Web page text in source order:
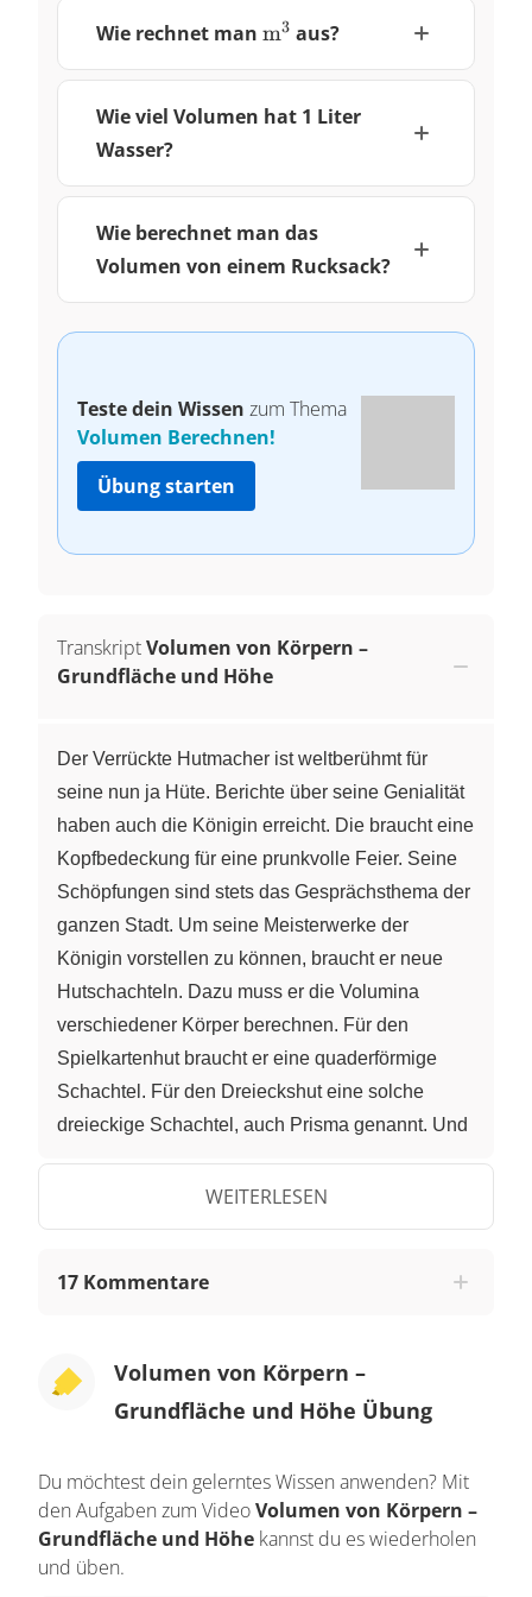
Wie rechnet man \pu{m3}
m3 aus?
Wie viel Volumen hat 1 Liter
Wasser?
Wie berechnet man das
Volumen von einem Rucksack?
Teste dein Wissen zum Thema
Volumen Berechnen!
Übung starten
TranskriptVolumen von Körpern –
Grundfläche und Höhe
Der Verrückte Hutmacher ist weltberühmt für
seine nun ja Hüte. Berichte über seine Genialität
haben auch die Königin erreicht. Die braucht eine
Kopfbedeckung für eine prunkvolle Feier. Seine
Schöpfungen sind stets das Gesprächsthema der
ganzen Stadt. Um seine Meisterwerke der
Königin vorstellen zu können, braucht er neue
Hutschachteln. Dazu muss er die Volumina
verschiedener Körper berechnen. Für den
Spielkartenhut braucht er eine quaderförmige
Schachtel. Für den Dreieckshut eine solche
dreieckige Schachtel, auch Prisma genannt. Und
Schachtel, auch Zylinder genannt. Der
Hutmacher verpackt also sein erstes Werk in
ihm dabei, die Volumina der Schachteln
herauszufinden, brauchst du zunächst dessen
Grundfläche. Die multiplizierst du dann mit der
Maße: Er ist 3 dm lang, 2,5 dm breit und 4 dm
hoch. Wenn wir die ersten beiden Maße
multiplizieren, erhalten wir die Größe der
WEITERLESEN
17 Kommentare
Volumen von Körpern –
Grundfläche und Höhe Übung
Du möchtest dein gelerntes Wissen anwenden? Mit
den Aufgaben zum VideoVolumen von Körpern –
Grundfläche und Höhe kannst du es wiederholen
und üben.